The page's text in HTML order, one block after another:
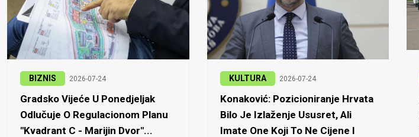
BIZNIS 2026-07-24
Gradsko Vijeće U Ponedjeljak
Odlučuje O Regulacionom Planu
"Kvadrant C - Marijin Dvor"...
KULTURA 2026-07-24
Konaković: Pozicioniranje Hrvata
Bilo Je Izlaženje Ususret, Ali
Imate One Koji To Ne Cijene I